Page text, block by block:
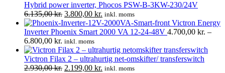
Hybrid power inverter, Phocos PSW-B-3KW-230/24V
6.135,00kr. Den
oprindelige
pris
var:
6.135,00 kr..
3.800,00 kr. Den
aktuelle
pris
3.800,00 kr..
inkl. moms
Victron Energy
Inverter Phoenix Smart 2000 VA 12-24-48V 4.700,00 kr. –
6.800,00 kr. Prisinterval:
4.700,00 kr.
til
6.800,00 kr.
inkl. moms
Victron Filax 2 – ultrahurtig net-omskifter/ transferswitch
2.930,00kr. Den
2.199,00 kr. Den
inkl. moms